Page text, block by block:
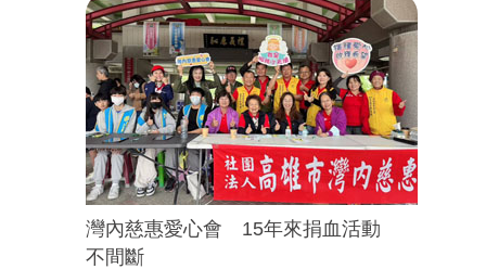
灣內慈惠愛心會 15年來捐血活動
不間斷